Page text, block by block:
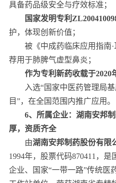
具备药品级安全与疗效标准；
国家发明专利
护，体现创新价值；
被《中成药临床应用指南
荐用于肺脾气虚型鼻炎；
作为专利新药收载于2020
入选“国家中医药管理局
目”，在全国范围内推广应用。
6、所属企业：湖南安邦
厚，资质齐全
由湖南安邦制药股份有限
1994年，股票代码870411，
企业、国家“一带一路”传统医